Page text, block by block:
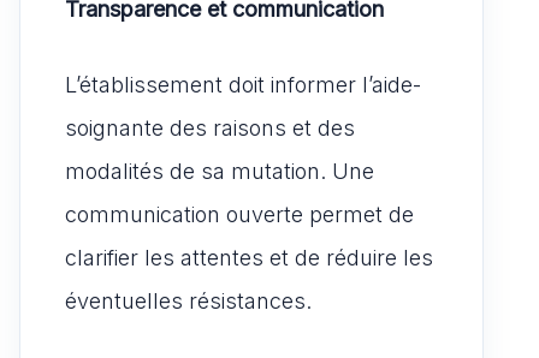
Transparence et communication
L’établissement doit informer l’aide-
soignante des raisons et des
modalités de sa mutation. Une
communication ouverte permet de
clarifier les attentes et de réduire les
éventuelles résistances.